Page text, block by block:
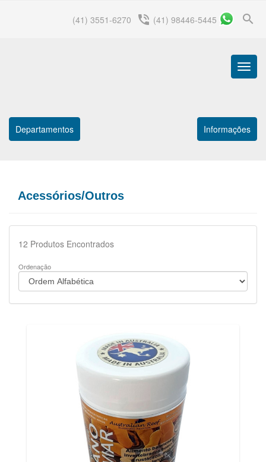
search
(41) 3551-6270 phone_in_talk (41) 98446-5445
Menu
Departamentos Informações
Acessórios/Outros
12 Produtos Encontrados
Ordenação